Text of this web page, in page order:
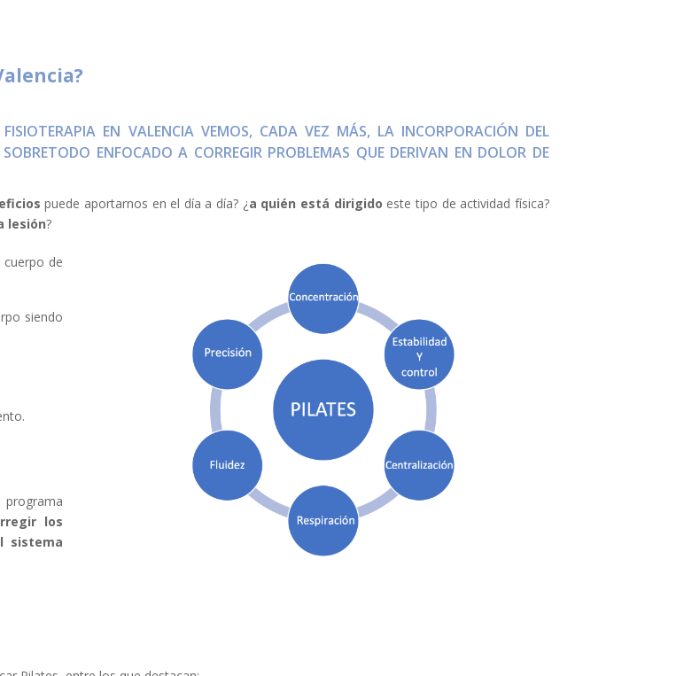
EN VALENCIA VEMOS, CADA VEZ MÁS, LA INCORPORACIÓN DEL
ENFOCADO A CORREGIR PROBLEMAS QUE DERIVAN EN DOLOR DE
puede aportarnos en el día a día? ¿a quién está dirigido este tipo de actividad física?
lesión?
de
siendo
programa
los
sistema